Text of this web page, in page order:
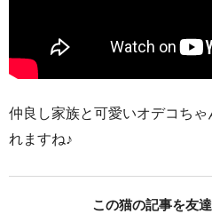
仲良し家族と可愛いオデコち
れますね♪
この猫の記事を友